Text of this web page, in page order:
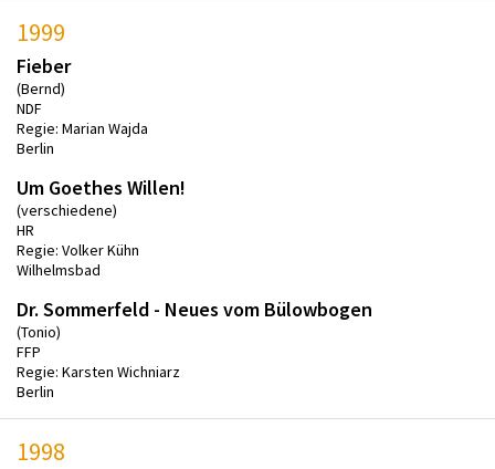
1999
Fieber
(Bernd)
NDF
Regie: Marian Wajda
Berlin
Um Goethes Willen!
(verschiedene)
HR
Regie: Volker Kühn
Wilhelmsbad
Dr. Sommerfeld - Neues vom Bülowbogen
(Tonio)
FFP
Regie: Karsten Wichniarz
Berlin
1998